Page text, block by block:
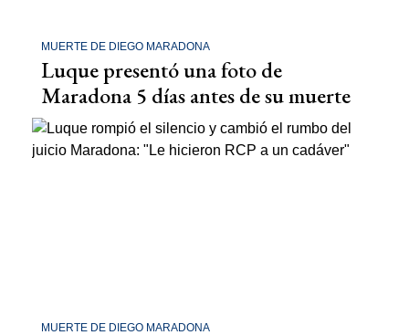
MUERTE DE DIEGO MARADONA
Luque presentó una foto de
Maradona 5 días antes de su muerte
MUERTE DE DIEGO MARADONA